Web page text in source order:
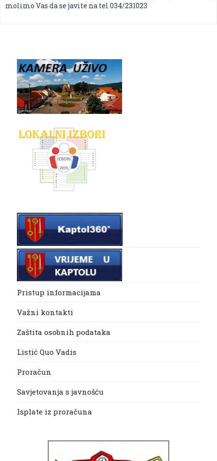
molimo Vas da se javite na tel 034/231023
Pristup informacijama
Važni kontakti
Zaštita osobnih podataka
Listić Quo Vadis
Proračun
Savjetovanja s javnošću
Isplate iz proračuna